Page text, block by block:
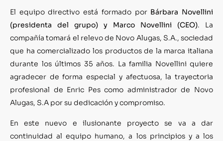
El equipo directivo está formado por Bárbara Novellini
(presidenta del grupo) y Marco Novellini (CEO). La
compañía tomará el relevo de Novo Alugas, S.A., sociedad
que ha comercializado los productos de la marca italiana
durante los últimos 35 años. La familia Novellini quiere
agradecer de forma especial y afectuosa, la trayectoria
profesional de Enric Pes como administrador de Novo
Alugas, S.A por su dedicación y compromiso.
En este nuevo e ilusionante proyecto se va a dar
continuidad al equipo humano, a los principios y a los